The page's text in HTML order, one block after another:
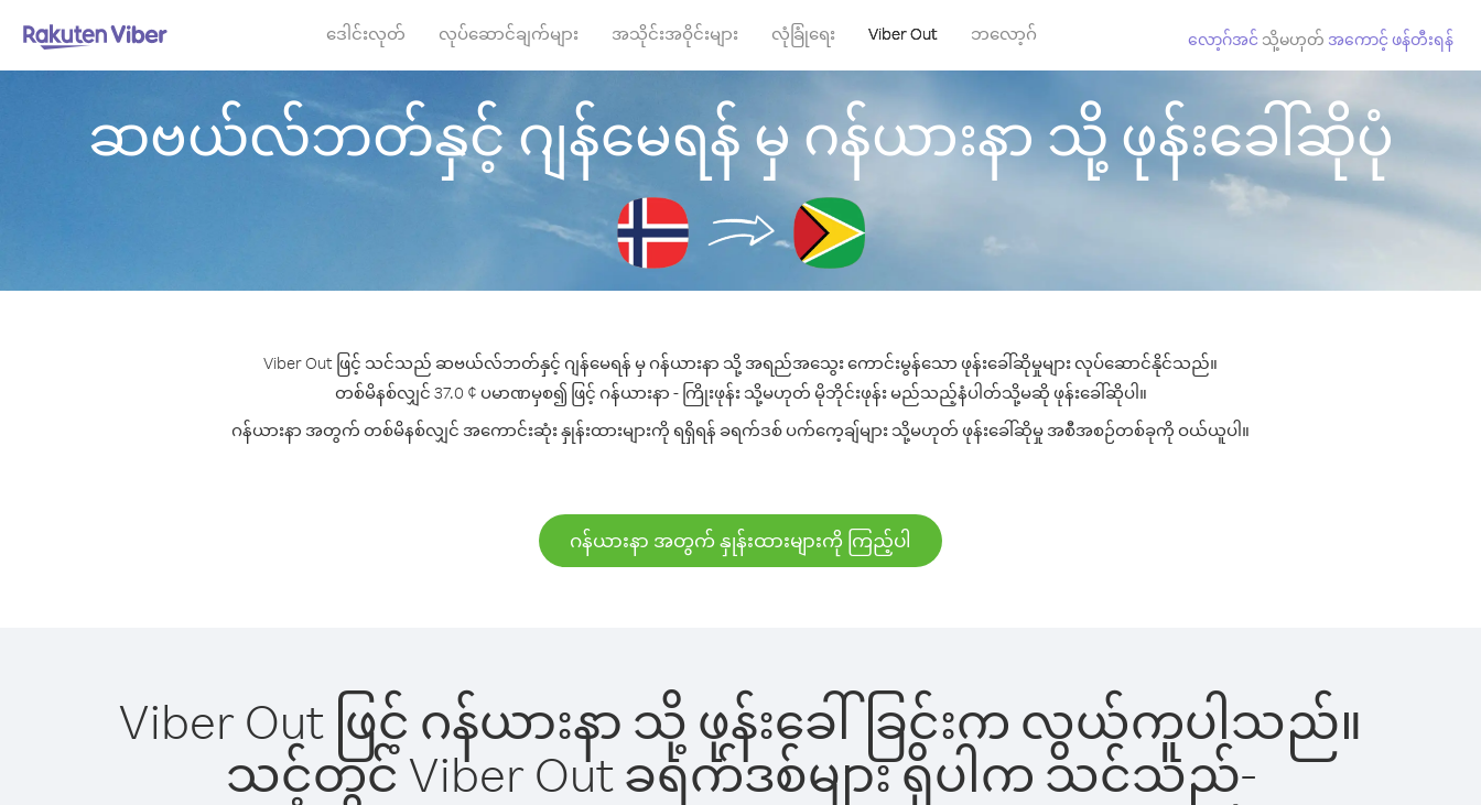
ဒေါင်းလုတ် လုပ်ဆောင်ချက်များ အသိုင်းအဝိုင်းများ လုံခြုံရေး Viber Out ဘလော့ဂ် လော့ဂ်အင် သို့မဟုတ် အကောင့် ဖန်တီးရန်
ဆဗယ်လ်ဘတ်နှင့် ဂျန်မေရန် မှ ဂန်ယားနာ သို့ ဖုန်းခေါ်ဆိုပုံ
Viber Out ဖြင့် သင်သည် ဆဗယ်လ်ဘတ်နှင့် ဂျန်မေရန် မှ ဂန်ယားနာ သို့ အရည်အသွေး ကောင်းမွန်သော ဖုန်းခေါ်ဆိုမှုများ လုပ်ဆောင်နိုင်သည်။
တစ်မိနစ်လျှင် 37.0 ¢ ပမာဏမှစ၍ ဖြင့် ဂန်ယားနာ - ကြိုးဖုန်း သို့မဟုတ် မိုဘိုင်းဖုန်း မည်သည့်နံပါတ်သို့မဆို ဖုန်းခေါ်ဆိုပါ။
ဂန်ယားနာ အတွက် တစ်မိနစ်လျှင် အကောင်းဆုံး နှုန်းထားများကို ရရှိရန် ခရက်ဒစ် ပက်ကေ့ချ်များ သို့မဟုတ် ဖုန်းခေါ်ဆိုမှု အစီအစဉ်တစ်ခုကို ဝယ်ယူပါ။
ဂန်ယားနာ အတွက် နှုန်းထားများကို ကြည့်ပါ
Viber Out ဖြင့် ဂန်ယားနာ သို့ ဖုန်းခေါ်ခြင်းက လွယ်ကူပါသည်။
သင့်တွင် Viber Out ခရက်ဒစ်များ ရှိပါက သင်သည်-